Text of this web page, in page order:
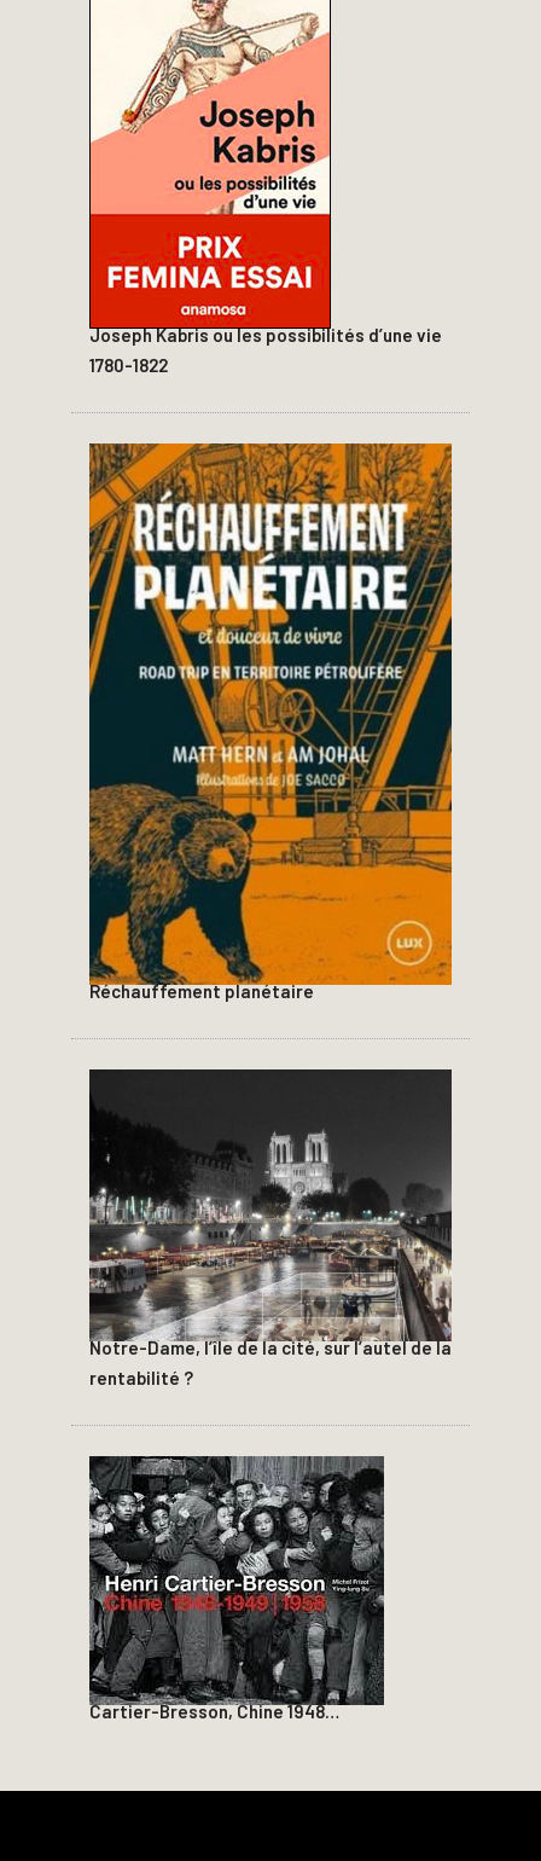
Joseph Kabris ou les possibilités d’une vie
1780-1822
Réchauffement planétaire
Notre-Dame, l’île de la cité, sur l’autel de la
rentabilité ?
Cartier-Bresson, Chine 1948…